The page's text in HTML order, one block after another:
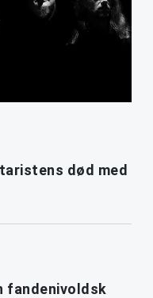
død med
fandenivoldsk